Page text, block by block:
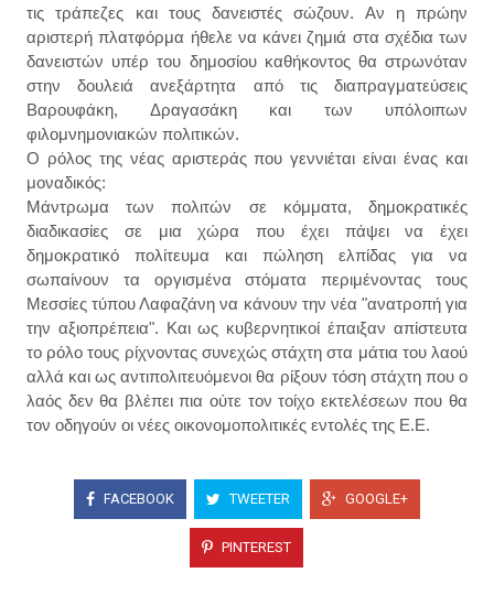
τις τράπεζες και τους δανειστές σώζουν. Αν η πρώην
αριστερή πλατφόρμα ήθελε να κάνει ζημιά στα σχέδια των
δανειστών υπέρ του δημοσίου καθήκοντος θα στρωνόταν
στην δουλειά ανεξάρτητα από τις διαπραγματεύσεις
Βαρουφάκη, Δραγασάκη και των υπόλοιπων
φιλομνημονιακών πολιτικών.
Ο ρόλος της νέας αριστεράς που γεννιέται είναι ένας και
μοναδικός:
Μάντρωμα των πολιτών σε κόμματα, δημοκρατικές
διαδικασίες σε μια χώρα που έχει πάψει να έχει
δημοκρατικό πολίτευμα και πώληση ελπίδας για να
σωπαίνουν τα οργισμένα στόματα περιμένοντας τους
Μεσσίες τύπου Λαφαζάνη να κάνουν την νέα "ανατροπή για
την αξιοπρέπεια". Και ως κυβερνητικοί έπαιξαν απίστευτα
το ρόλο τους ρίχνοντας συνεχώς στάχτη στα μάτια του λαού
αλλά και ως αντιπολιτευόμενοι θα ρίξουν τόση στάχτη που ο
λαός δεν θα βλέπει πια ούτε τον τοίχο εκτελέσεων που θα
τον οδηγούν οι νέες οικονομοπολιτικές εντολές της Ε.Ε.
FACEBOOK TWEETER GOOGLE+
PINTEREST